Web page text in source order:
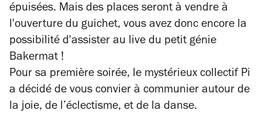
épuisées. Mais des places seront à vendre à
l'ouverture du guichet, vous avez donc encore la
possibilité d'assister au live du petit génie
Bakermat !
Pour sa première soirée, le mystérieux collectif Pi
a décidé de vous convier à communier autour de
la joie, de l’éclectisme, et de la danse.